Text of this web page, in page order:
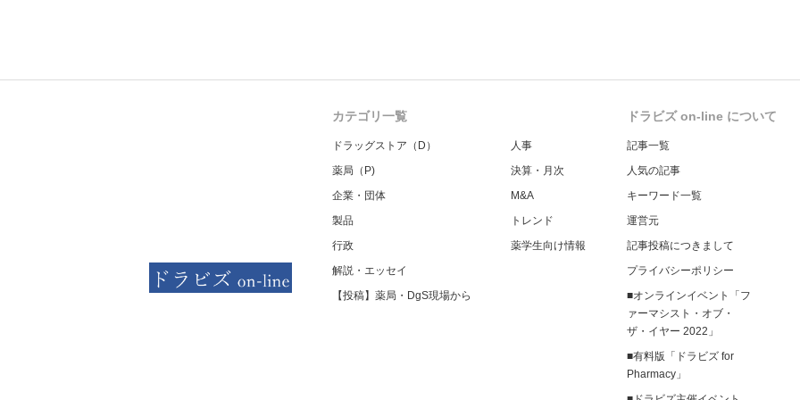
カテゴリ一覧
ドラッグストア（D）
薬局（P)
企業・団体
製品
行政
解説・エッセイ
【投稿】薬局・DgS現場から
人事
決算・月次
M&A
トレンド
薬学生向け情報
ドラビズ on-line について
記事一覧
人気の記事
キーワード一覧
運営元
記事投稿につきまして
プライバシーポリシー
■オンラインイベント「フ
ァーマシスト・オブ・
ザ・イヤー 2022」
■有料版「ドラビズ for
Pharmacy」